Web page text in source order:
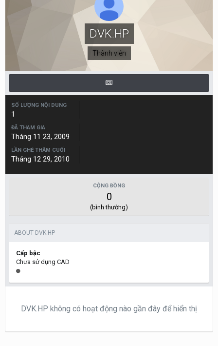
DVK.HP
Thành viên
SỐ LƯỢNG NỘI DUNG
1
ĐÃ THAM GIA
Tháng 11 23, 2009
LẦN GHÉ THĂM CUỐI
Tháng 12 29, 2010
CỘNG ĐỒNG
0
(bình thường)
ABOUT DVK.HP
Cấp bậc
Chưa sử dụng CAD
DVK.HP không có hoạt động nào gần đây để hiển thị